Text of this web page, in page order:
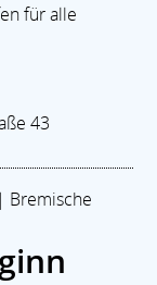
für alle
43
Bremische